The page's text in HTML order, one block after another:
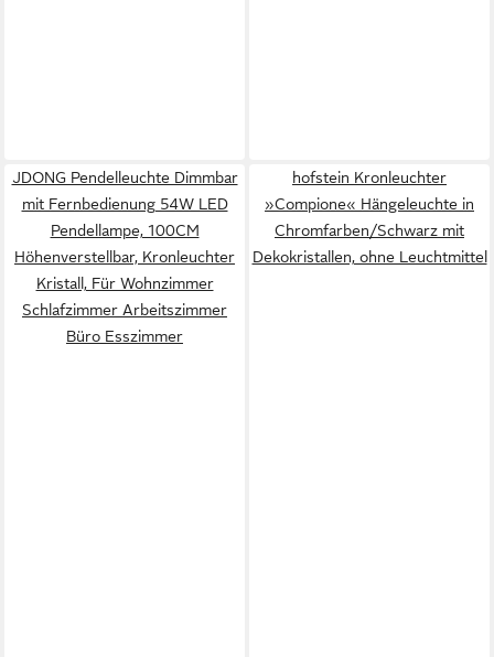
JDONG Pendelleuchte Dimmbar
mit Fernbedienung 54W LED
Pendellampe, 100CM
Höhenverstellbar, Kronleuchter
Kristall, Für Wohnzimmer
Schlafzimmer Arbeitszimmer
Büro Esszimmer
hofstein Kronleuchter
»Compione« Hängeleuchte in
Chromfarben/Schwarz mit
Dekokristallen, ohne Leuchtmittel